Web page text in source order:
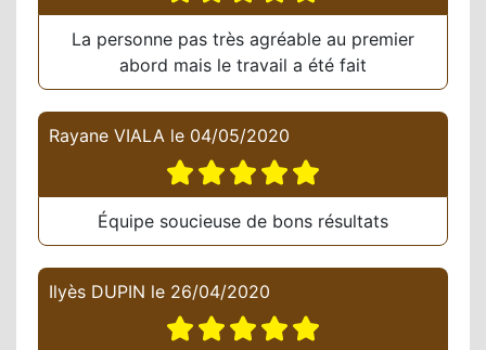
La personne pas très agréable au premier
abord mais le travail a été fait
Rayane VIALA le 04/05/2020
Équipe soucieuse de bons résultats
Ilyès DUPIN le 26/04/2020